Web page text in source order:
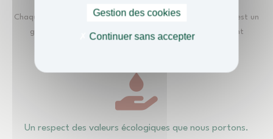
Chaque projet est suivi par une équipe. La valeur ajoutée, c’est un
gain de connaissance, d’efficacité et un accompagnement
Un respect des valeurs écologiques que nous portons.
Gestion des cookies
Continuer sans accepter